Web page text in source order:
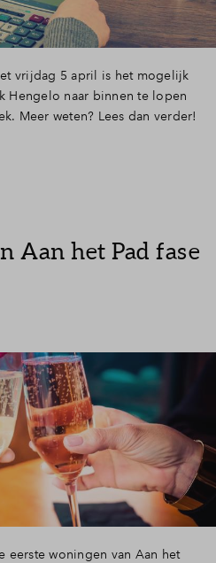
vrijdag 5 april is het mogelijk
Hengelo naar binnen te lopen
Meer weten? Lees dan verder!
Aan het Pad fase
eerste woningen van Aan het